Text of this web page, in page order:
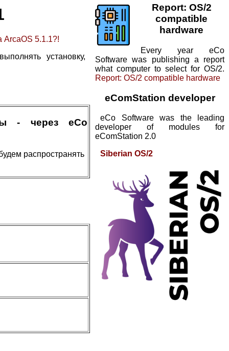
ArcaOS 5.1.1?!
установку,
- через eCo
распространять
Report: OS/2
compatible
hardware
Every year eCo
Software was publishing a report
what computer to select for OS/2.
Report: OS/2 compatible hardware
eComStation developer
eCo Software was the leading
developer of modules for
eComStation 2.0
Siberian OS/2